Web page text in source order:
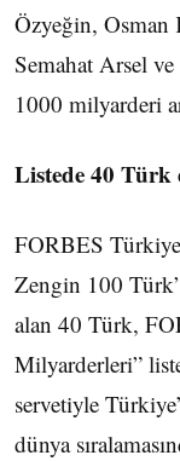
Özyeğin,
Semahat Arsel
1000 milyarderi
Listede 40 Türk
FORBES
Zengin 100
alan 40 Türk,
Milyarderleri”
servetiyle
dünya